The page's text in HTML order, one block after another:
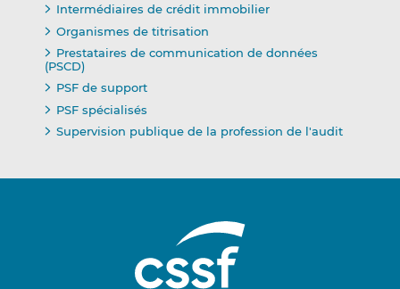
Intermédiaires de crédit immobilier
Organismes de titrisation
Prestataires de communication de données
(PSCD)
PSF de support
PSF spécialisés
Supervision publique de la profession de l'audit